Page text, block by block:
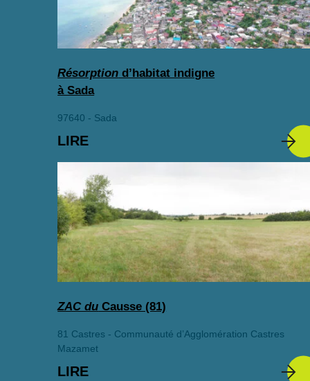
Résorption d’habitat indigne
à Sada
97640 - Sada
LIRE
ZAC du Causse (81)
81 Castres - Communauté d’Agglomération Castres
Mazamet
LIRE